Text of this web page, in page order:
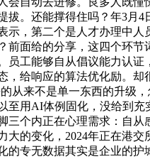
拔。还能撑得住吗？年3月4
示，第二个是人才办理中人
前面给的分享，这四个环节
员工能够自从倡议能力认证
，给响应的算法优化励。却
从来不是单一东西的升级
至用AI体例固化，没给到充
三个内正在心理需求：自从
大的变化，2024年正在港交
的专无数据其实是企业的护